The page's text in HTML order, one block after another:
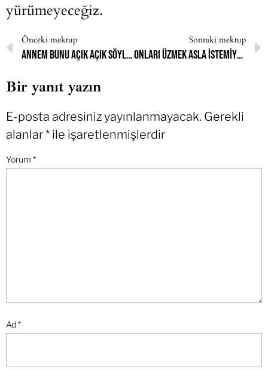
yürümeyeceğiz.
Önceki mektup
Annem bunu açık açık söylemişti. “Senin mutluluğun önemli değil.” diye.
Sonraki mektup
Onları üzmek asla istemiyorum, ama kendi özgüvenimin, kendimin olmak istediğim kişinin bu olmadığını biliyorum.
Bir yanıt yazın
E-posta adresiniz yayınlanmayacak. Gerekli
alanlar* ile işaretlenmişlerdir
Yorum *
Ad*